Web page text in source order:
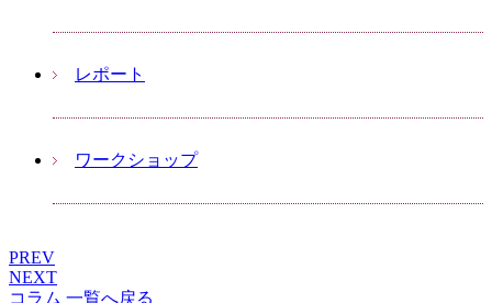
レポート
ワークショップ
PREV
NEXT
コラム 一覧へ戻る